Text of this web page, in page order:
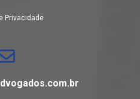
Privacidade